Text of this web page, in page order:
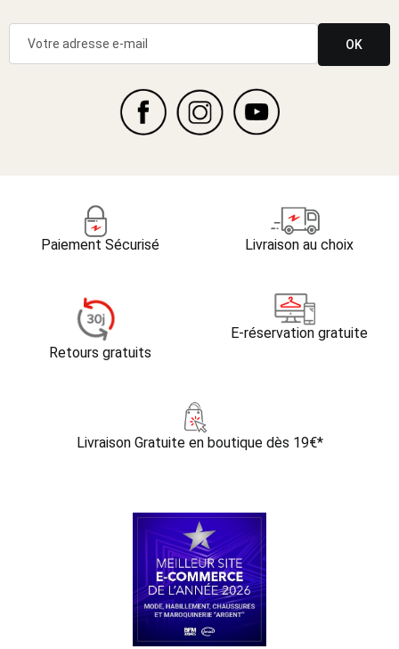
OK
Paiement Sécurisé Livraison au choix
Retours gratuits
E-réservation gratuite
Livraison Gratuite en boutique dès 19€*